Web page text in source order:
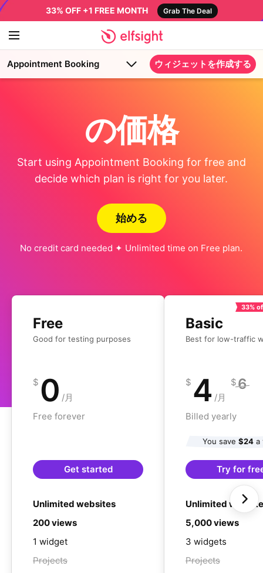
33% OFF +1 FREE MONTH Grab The Deal
Appointment Booking ウィジェットを作成する
の価格
Start using Appointment Booking for free and
decide which plan is right for you later.
始める
No credit card needed ✦ Unlimited time on Free plan.
Free
Good for testing purposes
$ 0 /月
Free forever
Get started
Unlimited websites
200 views
1 widget
Projects
Basic
Best for low-traffic
33%
$ 4 /月
$6
Billed yearly
You save $24a
Try for
Unlimited
5,000 views
3 widgets
Projects